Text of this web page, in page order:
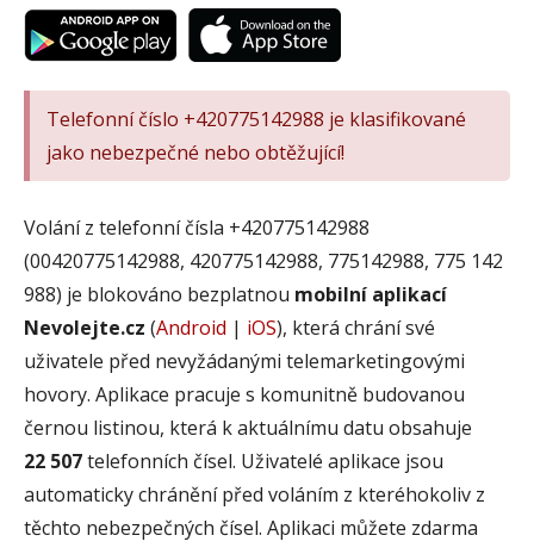
Telefonní číslo +420775142988 je klasifikované
jako nebezpečné nebo obtěžující!
Volání z telefonní čísla +420775142988
(00420775142988, 420775142988, 775142988, 775 142
988) je blokováno bezplatnou mobilní aplikací
Nevolejte.cz (Android | iOS), která chrání své
uživatele před nevyžádanými telemarketingovými
hovory. Aplikace pracuje s komunitně budovanou
černou listinou, která k aktuálnímu datu obsahuje
22 507telefonních čísel. Uživatelé aplikace jsou
automaticky chránění před voláním z kteréhokoliv z
těchto nebezpečných čísel. Aplikaci můžete zdarma